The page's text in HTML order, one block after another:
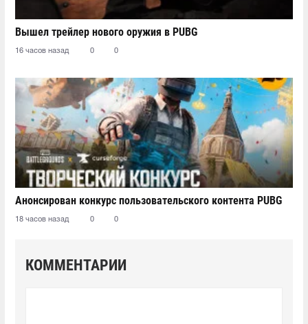
Вышел трейлер нового оружия в PUBG
16 часов назад 0 0
Анонсирован конкурс пользовательского контента PUBG
18 часов назад 0 0
КОММЕНТАРИИ